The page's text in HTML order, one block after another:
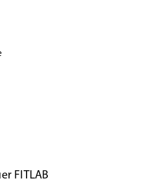
FITLAB